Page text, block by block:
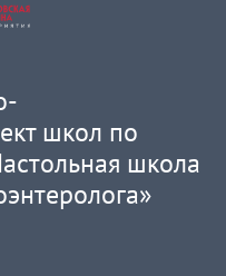
школ по
школа